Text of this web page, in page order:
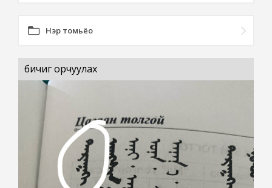
Нэр томьёо
бичиг орчуулах